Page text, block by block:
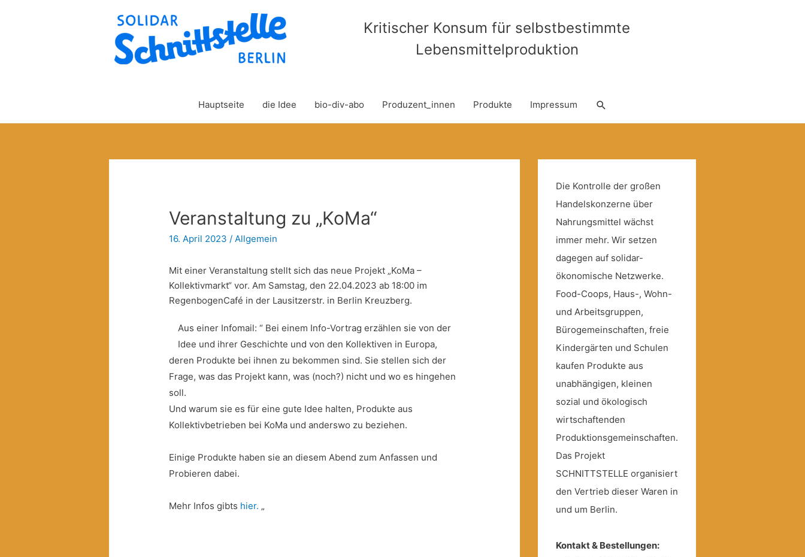
Kritischer Konsum für selbstbestimmte
Lebensmittelproduktion
Hauptseite die Idee bio-div-abo Produzent_innen Produkte Impressum Suche
Veranstaltung zu „KoMa“
16. April 2023 /Allgemein
Mit einer Veranstaltung stellt sich das neue Projekt „KoMa –
Kollektivmarkt“ vor. Am Samstag, den 22.04.2023 ab 18:00 im
RegenbogenCafé in der Lausitzerstr. in Berlin Kreuzberg.
Aus einer Infomail: “ Bei einem Info-Vortrag erzählen sie von der
Idee und ihrer Geschichte und von den Kollektiven in Europa,
deren Produkte bei ihnen zu bekommen sind. Sie stellen sich der
Frage, was das Projekt kann, was (noch?) nicht und wo es hingehen
soll.
Und warum sie es für eine gute Idee halten, Produkte aus
Kollektivbetrieben bei KoMa und anderswo zu beziehen.
Einige Produkte haben sie an diesem Abend zum Anfassen und
Probieren dabei.
Mehr Infos gibts hier. „
Die Kontrolle der großen
Handelskonzerne über
Nahrungsmittel wächst
immer mehr. Wir setzen
dagegen auf solidar-
ökonomische Netzwerke.
Food-Coops, Haus-, Wohn-
und Arbeitsgruppen,
Bürogemeinschaften, freie
Kindergärten und Schulen
kaufen Produkte aus
unabhängigen, kleinen
sozial und ökologisch
wirtschaftenden
Produktionsgemeinschaften.
Das Projekt
SCHNITTSTELLE organisiert
den Vertrieb dieser Waren in
und um Berlin.
Kontakt & Bestellungen: